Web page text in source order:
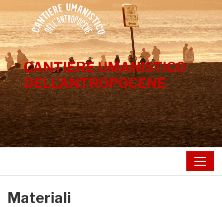
Vai al contenuto
CANTIERE UMANISTICO
DELL’ANTROPOCENE
Materiali